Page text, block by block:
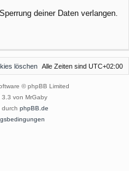
deiner Daten verlangen.
Alle Zeiten sind UTC+02:00
löschen
© phpBB Limited
3.3 von MrGaby
durch phpBB.de